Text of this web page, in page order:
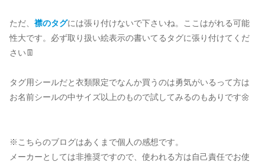
ただ、 襟のタグには張り付けないで下さいね。ここはがれる可能
性大です。必ず取り扱い絵表示の書いてるタグに張り付けてくだ
さい👖
タグ用シールだと衣類限定でなんか買うのは勇気がいるって方は
お名前シールの中サイズ以上のもので試してみるのもありです🌼
※こちらのブログはあくまで個人の感想です。
メーカーとしては非推奨ですので、使われる方は自己責任でお使